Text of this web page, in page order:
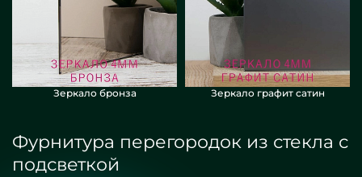
Зеркало бронза Зеркало графит сатин
Фурнитура перегородок из стекла с
подсветкой